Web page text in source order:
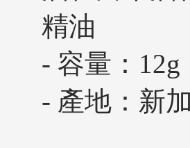
精油
- 容量：12g
- 產地：新